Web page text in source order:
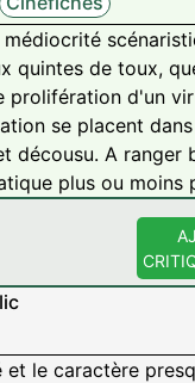
quintes de toux,
prolifération d'un
se placent
décousu. A
plus ou moins
le caractère